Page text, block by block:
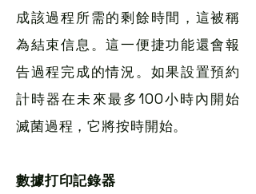
成該過程所需的剩餘時間，這被稱
為結束信息。這一便捷功能還會報
告過程完成的情況。如果設置預約
計時器在未來最多100小時內開始
滅菌過程，它將按時開始。
數據打印記錄器